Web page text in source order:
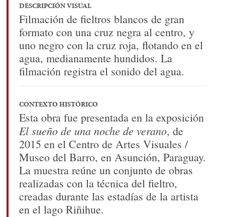
DESCRIPCIÓN VISUAL
Filmación de fieltros blancos de gran
formato con una cruz negra al centro, y
uno negro con la cruz roja, flotando en el
agua, medianamente hundidos. La
filmación registra el sonido del agua.
CONTEXTO HISTÓRICO
Esta obra fue presentada en la exposición
El sueño de una noche de verano, de
2015 en el Centro de Artes Visuales /
Museo del Barro, en Asunción, Paraguay.
La muestra reúne un conjunto de obras
realizadas con la técnica del fieltro,
creadas durante las estadías de la artista
en el lago Riñihue.